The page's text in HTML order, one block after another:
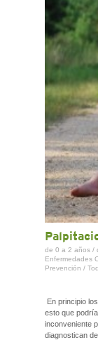
de 0 a 2 años /
Enfermedades
Prevención /
En principio
esto que
inconveniente
diagnostican